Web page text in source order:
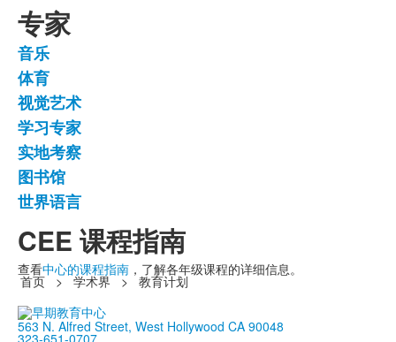
专家
7
个
项
目
的
清
单。
音乐
体育
视觉艺术
学习专家
实地考察
图书馆
世界语言
CEE 课程指南
查看中心的课程指南 ，了解各年级课程的详细信息。
首页 > 学术界 > 教育计划
563 N. Alfred Street, West Hollywood CA 90048